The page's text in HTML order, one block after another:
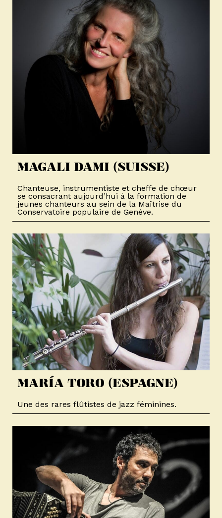
MAGALI DAMI (SUISSE)
Chanteuse, instrumentiste et cheffe de chœur
se consacrant aujourd’hui à la formation de
jeunes chanteurs au sein de la Maîtrise du
Conservatoire populaire de Genève.
MARÍA TORO (ESPAGNE)​
Une des rares flûtistes de jazz féminines.